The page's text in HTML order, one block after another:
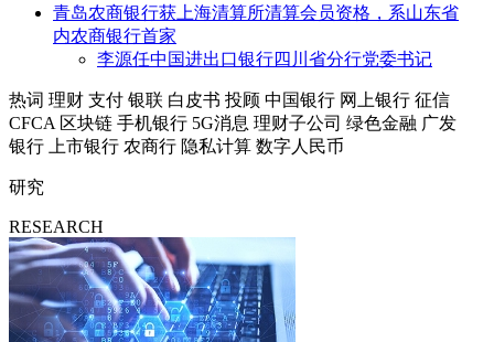
青岛农商银行获上海清算所清算会员资格，系山东省
内农商银行首家
李源任中国进出口银行四川省分行党委书记
热词 理财 支付 银联 白皮书 投顾 中国银行 网上银行 征信
CFCA 区块链 手机银行 5G消息 理财子公司 绿色金融 广发
银行
上市银行 农商行 隐私计算 数字人民币
研究
RESEARCH